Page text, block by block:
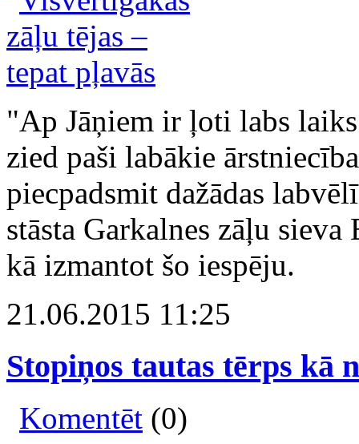
"Ap Jāņiem ir ļoti labs
zied paši labākie
piecpadsmit dažādas
stāsta Garkalnes zāļu
kā izmantot šo iespēju.
21.06.2015 11:25
Stopiņos tautas tērps kā
Komentēt (0)